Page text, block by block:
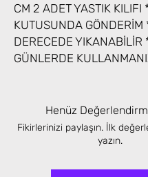
CM 2 ADET YASTIK KILIFI
KUTUSUNDA
DERECEDE YIKANABİLİR
GÜNLERDE
Henüz
Fikirlerinizi paylaşın. İlk
yazın.